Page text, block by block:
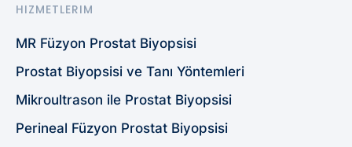
HIZMETLERIM
MR Füzyon Prostat Biyopsisi
Prostat Biyopsisi ve Tanı Yöntemleri
Mikroultrason ile Prostat Biyopsisi
Perineal Füzyon Prostat Biyopsisi